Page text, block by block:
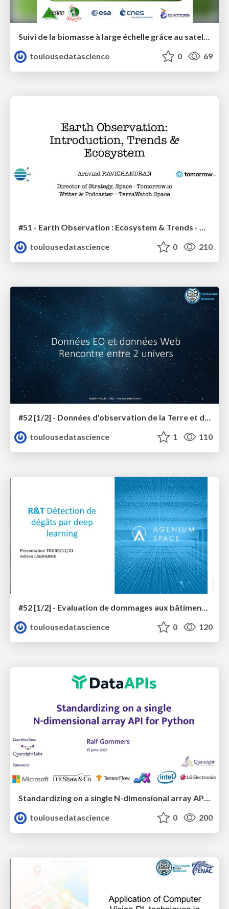
Suivi de la biomasse à large échelle grâce au satellite SMOS - Toulouse Data Science - Emma Bousquet
toulousedatascience
0 69
toulousedatascience
0 210
#52 [1/2] - Données d'observation de la Terre et données du Web, rencontre entre les 2 univers
toulousedatascience
1 110
#52 [1/2] - Evaluation de dommages aux bâtiments sur images THR par deep learning
toulousedatascience
0 120
Standardizing on a single N-dimensional array API for Python
toulousedatascience
0 200